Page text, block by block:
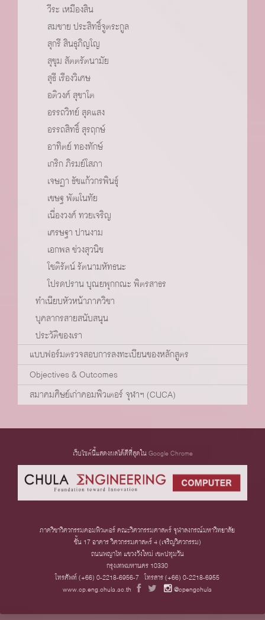
วีระ เหมืองสิน
สมชาย ประสิทธิ์จูตระกูล
สุกรี สินธุภิญโญ
สุขุม สัตตรัตนามัย
สุธี เรืองวิเศษ
อติวงศ์ สุชาโต
อรรถวิทย์ สุดแสง
อรรถสิทธิ์ สุรฤกษ์
อาทิตย์ ทองทักษ์
เกริก ภิรมย์โสภา
เจษฏา ธัชแก้วกรพินธ์ุ
เชษฐ พัฒโนทัย
เนื่องวงศ์ ทวยเจริญ
เศรษฐา ปานงาม
เอกพล ช่วงสุวนิช
โชติรัตน์ รัตนามหัทธนะ
โปรดปราน บุณยพุกกณะ พิตรสาธร
ทำเนียบหัวหน้าภาควิชา
บุคลากรสายสนับสนุน
ประวัติของเรา
แบบฟอร์มตรวจสอบการลงทะเบียนของหลักสูตร
Objectives & Outcomes
สมาคมศิษย์เก่าคอมพิวเตอร์ จุฬาฯ (CUCA)
เว็บไซต์นี้แสดงผลได้ดีที่สุดในGoogle Chrome
ภาควิชาวิศวกรรมคอมพิวเตอร์ คณะวิศวกรรมศาสตร์ จุฬาลงกรณ์มหาวิทยาลัย
ชั้น 17 อาคาร วิศวกรรมศาสตร์ 4 (เจริญวิศวกรรม)
ถนนพญาไท แขวงวังใหม่ เขตปทุมวัน
กรุงเทพมหานคร 10330
โทรศัพท์ (+66) 0-2218-6956-7 โทรสาร (+66) 0-2218-6955
www.cp.eng.chula.ac.th
@cpengchula